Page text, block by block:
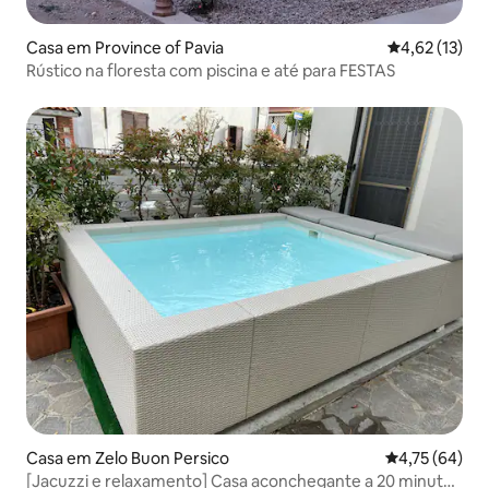
Casa em Province of Pavia Classificação
4,62 (13)
Rústico na floresta com piscina e até para FESTAS
Casa em Zelo Buon Persico Classificação
4,75 (64)
[Jacuzzi e relaxamento] Casa aconchegante a 20 minutos